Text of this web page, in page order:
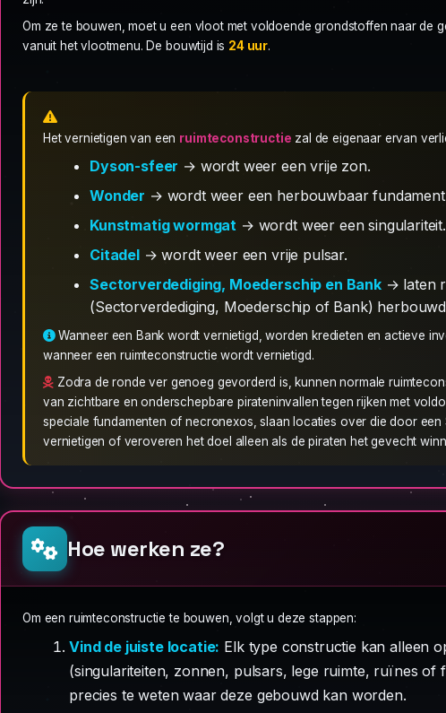
Om ze te bouwen, moet u een vloot met voldoende grondstoffen naar de
vanuit het vlootmenu. De bouwtijd is 24 uur.
Het vernietigen van een ruimteconstructie zal de eigenaar ervan
Dyson-sfeer → wordt weer een vrije zon.
Wonder → wordt weer een herbouwbaar
Kunstmatig wormgat → wordt weer een singulariteit.
Citadel→ wordt weer een vrije pulsar.
Sectorverdediging, Moederschip en Bank→ laten
(Sectorverdediging, Moederschip of Bank)
Wanneer een Bank wordt vernietigd, worden kredieten en actieve
wanneer een ruimteconstructie wordt vernietigd.
Zodra de ronde ver genoeg gevorderd is, kunnen normale
van zichtbare en onderschepbare pirateninvallen tegen rijken met
speciale fundamenten of necronexos, slaan locaties over die door
vernietigen of veroveren het doel alleen als de piraten het gevecht
Hoe werken ze?
Om een ruimteconstructie te bouwen, volgt u deze stappen:
Vind de juiste locatie: Elk type constructie kan alleen
(singulariteiten, zonnen, pulsars, lege ruimte, ruïnes of
precies te weten waar deze gebouwd kan worden.